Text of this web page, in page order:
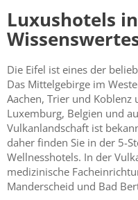
Luxushotels
Die Eifel ist eines der
Das Mittelgebirge im
Aachen, Trier und Koblenz
Luxemburg, Belgien und
Vulkanlandschaft ist
daher finden Sie in der 5-
Wellnesshotels. In der
medizinische
Manderscheid und Bad